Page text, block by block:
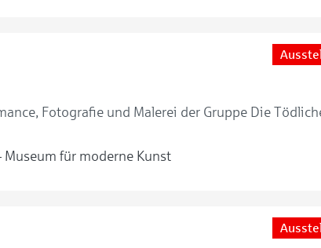
Fotografie und Malerei der Gruppe Die
Museum für moderne Kunst